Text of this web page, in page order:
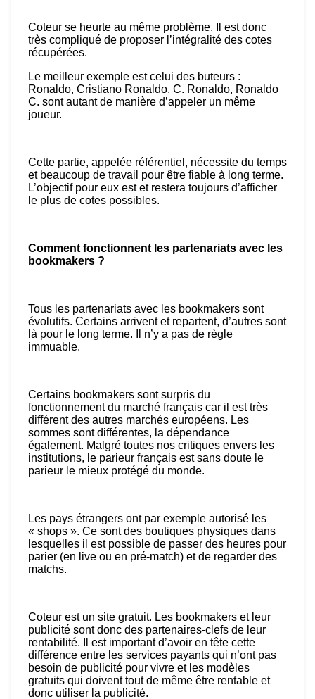
Coteur se heurte au même problème. Il est donc
très compliqué de proposer l’intégralité des cotes
récupérées.
Le meilleur exemple est celui des buteurs :
Ronaldo, Cristiano Ronaldo, C. Ronaldo, Ronaldo
C. sont autant de manière d’appeler un même
joueur.
Cette partie, appelée référentiel, nécessite du temps
et beaucoup de travail pour être fiable à long terme.
L’objectif pour eux est et restera toujours d’afficher
le plus de cotes possibles.
Comment fonctionnent les partenariats avec les
bookmakers ?
Tous les partenariats avec les bookmakers sont
évolutifs. Certains arrivent et repartent, d’autres sont
là pour le long terme. Il n’y a pas de règle
immuable.
Certains bookmakers sont surpris du
fonctionnement du marché français car il est très
différent des autres marchés européens. Les
sommes sont différentes, la dépendance
également. Malgré toutes nos critiques envers les
institutions, le parieur français est sans doute le
parieur le mieux protégé du monde.
Les pays étrangers ont par exemple autorisé les
« shops ». Ce sont des boutiques physiques dans
lesquelles il est possible de passer des heures pour
parier (en live ou en pré-match) et de regarder des
matchs.
Coteur est un site gratuit. Les bookmakers et leur
publicité sont donc des partenaires-clefs de leur
rentabilité. Il est important d’avoir en tête cette
différence entre les services payants qui n’ont pas
besoin de publicité pour vivre et les modèles
gratuits qui doivent tout de même être rentable et
donc utiliser la publicité.